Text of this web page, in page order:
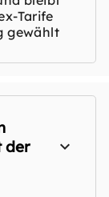
Tarife
gewählt
der